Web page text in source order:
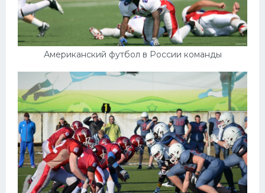
Американский футбол в России команды